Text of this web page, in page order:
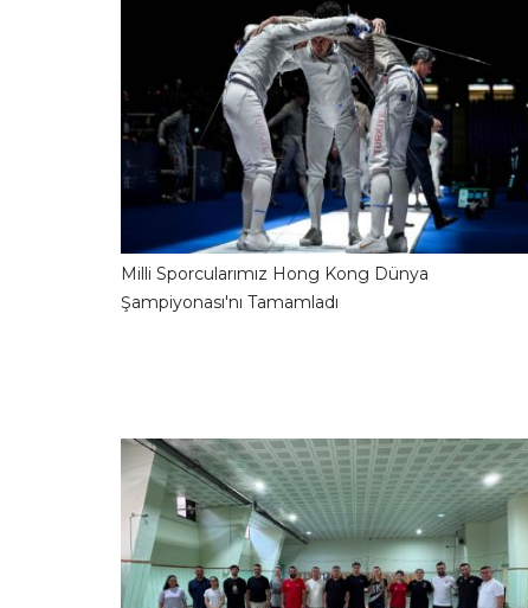
31.07.2026 09:04:12
Milli Sporcularımız Hong Kong Dünya
Şampiyonası'nı Tamamladı